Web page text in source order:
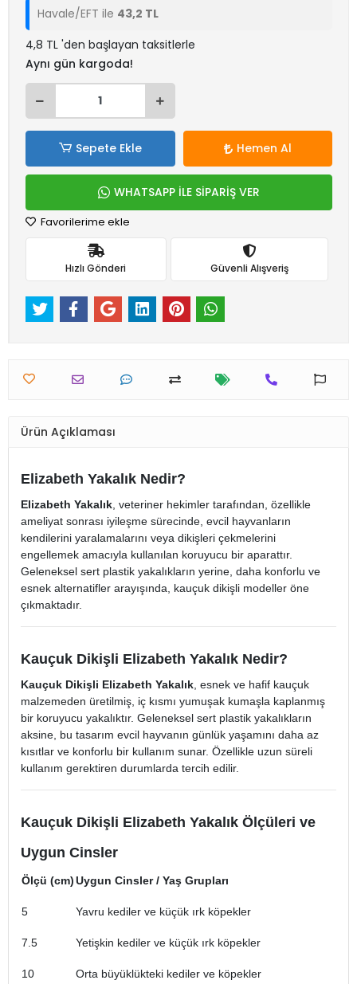
Havale/EFT ile 43,2 TL
4,8 TL 'den başlayan taksitlerle
Aynı gün kargoda!
Sepete Ekle Hemen Al
WHATSAPP İLE SİPARİŞ VER
Favorilerime ekle
Hızlı Gönderi Güvenli Alışveriş
Ürün Açıklaması
Elizabeth Yakalık Nedir?
Elizabeth Yakalık, veteriner hekimler tarafından, özellikle
ameliyat sonrası iyileşme sürecinde, evcil hayvanların
kendilerini yaralamalarını veya dikişleri çekmelerini
engellemek amacıyla kullanılan koruyucu bir aparattır.
Geleneksel sert plastik yakalıkların yerine, daha konforlu ve
esnek alternatifler arayışında, kauçuk dikişli modeller öne
çıkmaktadır.
Kauçuk Dikişli Elizabeth Yakalık Nedir?
Kauçuk Dikişli Elizabeth Yakalık, esnek ve hafif kauçuk
malzemeden üretilmiş, iç kısmı yumuşak kumaşla kaplanmış
bir koruyucu yakalıktır. Geleneksel sert plastik yakalıkların
aksine, bu tasarım evcil hayvanın günlük yaşamını daha az
kısıtlar ve konforlu bir kullanım sunar. Özellikle uzun süreli
kullanım gerektiren durumlarda tercih edilir.
Kauçuk Dikişli Elizabeth Yakalık Ölçüleri ve
Uygun Cinsler
Ölçü (cm)Uygun Cinsler / Yaş Grupları
5 Yavru kediler ve küçük ırk köpekler
7.5 Yetişkin kediler ve küçük ırk köpekler
10 Orta büyüklükteki kediler ve köpekler